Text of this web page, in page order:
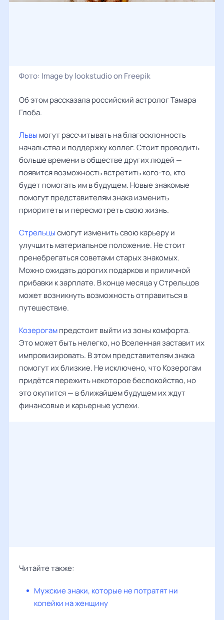
Фото: Image by lookstudio on Freepik
Об этом рассказала российский астрологТамара
Глоба.
Львы могут рассчитывать на благосклонность
начальства и поддержку коллег. Стоит проводить
больше времени в обществе других людей —
появится возможность встретить кого-то, кто
будет помогать им в будущем. Новые знакомые
помогут представителям знака изменить
приоритеты и пересмотреть свою жизнь.
Стрельцысмогут изменить свою карьеру и
улучшить материальное положение. Не стоит
пренебрегаться советами старых знакомых.
Можно ожидать дорогих подарков и приличной
прибавки к зарплате. В конце месяца у Стрельцов
может возникнуть возможность отправиться в
путешествие.
Козерогампредстоит выйти из зоны комфорта.
Это может быть нелегко, но Вселенная заставит их
импровизировать. В этом представителям знака
помогут их близкие. Не исключено, что Козерогам
придётся пережить некоторое беспокойство, но
это окупится — в ближайшем будущем их ждут
финансовые и карьерные успехи.
Читайте также:
Мужские знаки, которые не потратят ни
копейки на женщину